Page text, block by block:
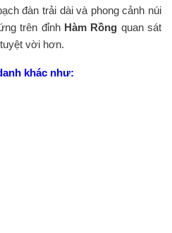
đàn trải dài và phong cảnh núi
trên đỉnh Hàm Rồng quan sát
vời hơn.
khác như: